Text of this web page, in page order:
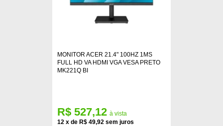
MONITOR ACER 21.4" 100HZ 1MS
FULL HD VA HDMI VGA VESA PRETO
MK221Q BI
12 x de R$ 49,92
R$ 527,12